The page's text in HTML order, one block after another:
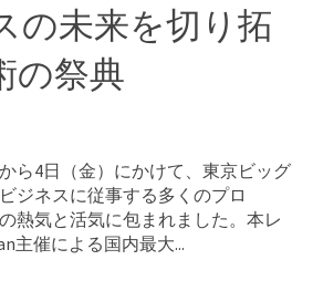
の未来を切り拓
の祭典
ら4日（金）にかけて、東京ビッグ
ジネスに従事する多くのプロ
熱気と活気に包まれました。本レ
主催による国内最大...